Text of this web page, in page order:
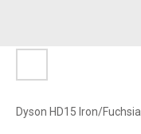
Dyson HD15 Iron/Fuchsia